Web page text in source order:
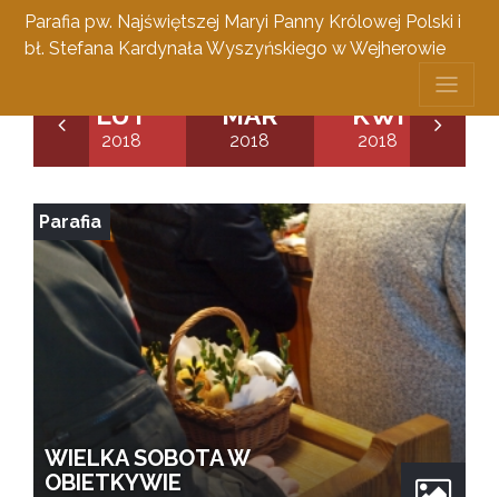
Parafia pw. Najświętszej Maryi Panny Królowej Polski i
bł. Stefana Kardynała Wyszyńskiego w Wejherowie
LUT
2018
MAR
2018
KWI
2018
WIELKA SOBOTA W
OBIETKYWIE
Parafia